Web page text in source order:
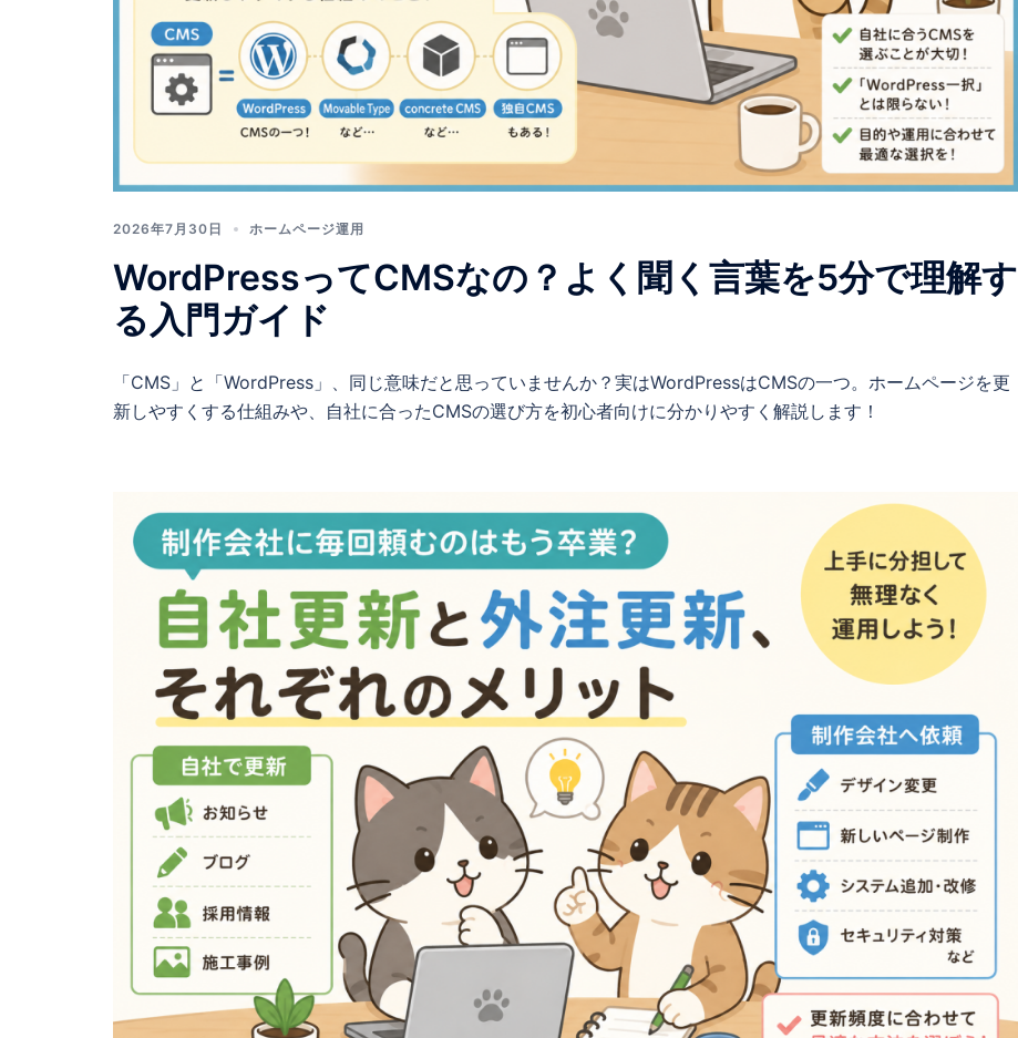
理・
運
営
サ
ポ
ー
ト
｜
エ
ル
シ
ー
株
式
会
社
2026年7月30日 ホームページ運用
WordPressってCMSなの？よく聞く言葉を5分で理解す
る入門ガイド
「CMS」と「WordPress」、同じ意味だと思っていませんか？実はWordPressはCMSの一つ。ホームページを更
新しやすくする仕組みや、自社に合ったCMSの選び方を初心者向けに分かりやすく解説します！